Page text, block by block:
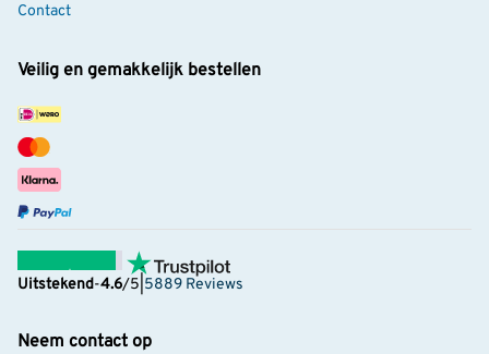
Contact
Veilig en gemakkelijk bestellen
Uitstekend-4.6/5 5889 Reviews
Neem contact op